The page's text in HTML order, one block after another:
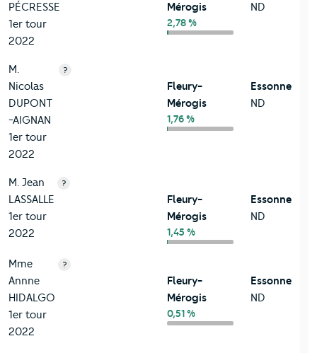
PÉCRESSE
1er tour
2022
Mérogis
2,78 %
ND
M.
Nicolas
DUPONT
-AIGNAN
1er tour
2022
?
Fleury-
Mérogis
1,76 %
Essonne
ND
M. Jean
LASSALLE
1er tour
2022
?
Fleury-
Mérogis
1,45 %
Essonne
ND
Mme
Annne
HIDALGO
1er tour
2022
?
Fleury-
Mérogis
0,51 %
Essonne
ND